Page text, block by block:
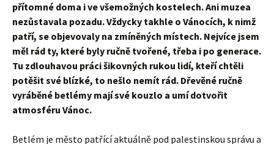
přítomné doma i ve všemožných kostelech. Ani muzea
nezůstavala pozadu. Vždycky takhle o Vánocích, k nimž
patří, se objevovaly na zmíněných místech. Nejvíce jsem
měl rád ty, které byly ručně tvořené, třeba i po generace.
Tu zdlouhavou práci šikovných rukou lidí, kteří chtěli
potěšit své blízké, to nešlo nemít rád. Dřevěné ručně
vyráběné betlémy mají své kouzlo a umí dotvořit
atmosféru Vánoc.
Betlém je město patřící aktuálně pod palestinskou správu a